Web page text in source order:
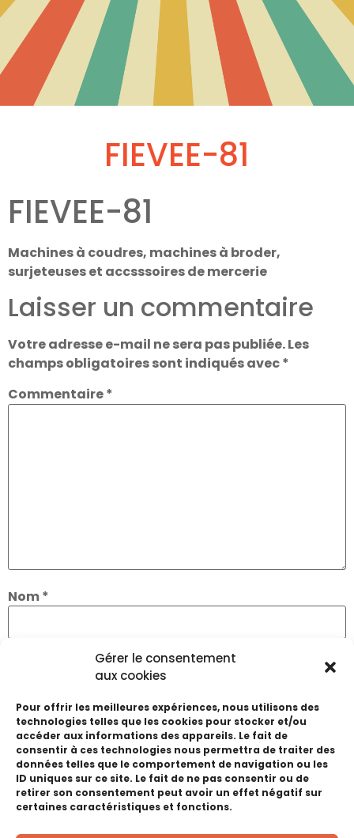
Gérer le consentement
aux cookies
Pour offrir les meilleures expériences, nous utilisons des
technologies telles que les cookies pour stocker et/ou
accéder aux informations des appareils. Le fait de
consentir à ces technologies nous permettra de traiter des
données telles que le comportement de navigation ou les
ID uniques sur ce site. Le fait de ne pas consentir ou de
retirer son consentement peut avoir un effet négatif sur
certaines caractéristiques et fonctions.
FIEVEE-81
FIEVEE-81
Machines à coudres, machines à broder,
surjeteuses et accsssoires de mercerie
Laisser un commentaire
Votre adresse e-mail ne sera pas publiée.Les
champs obligatoires sont indiqués avec*
Commentaire*
Nom*
Site web
Enregistrer mon nom, mon e-mail et mon site
dans le navigateur pour mon prochain